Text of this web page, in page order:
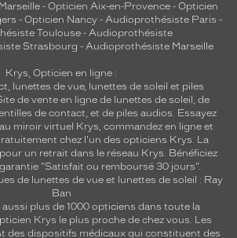
- Opticien Aix-en-Provence - Opticien
- Opticien Nancy - Audioprothésiste Paris -
Toulouse- Audioprothésiste
Strasbourg - Audioprothésiste Marseille
Krys, Opticien en ligne :
, lunettes de vue, lunettes de soleil et piles
de vente en ligne de lunettes de soleil, de
de contact, et de piles audios. Essayez
miroir virtuel Krys, commandez en ligne et
chez l'un des opticiens Krys. La
un retrait dans le réseau Krys. Bénéficiez
"Satisfait ou remboursé 30 jours".
de lunettes de vue et lunettes de soleil : Ray
Ban
aussi plus de 1000 opticiens dans toute la
Krys le plus proche de chez vous. Les
des dispositifs médicaux qui constituent des